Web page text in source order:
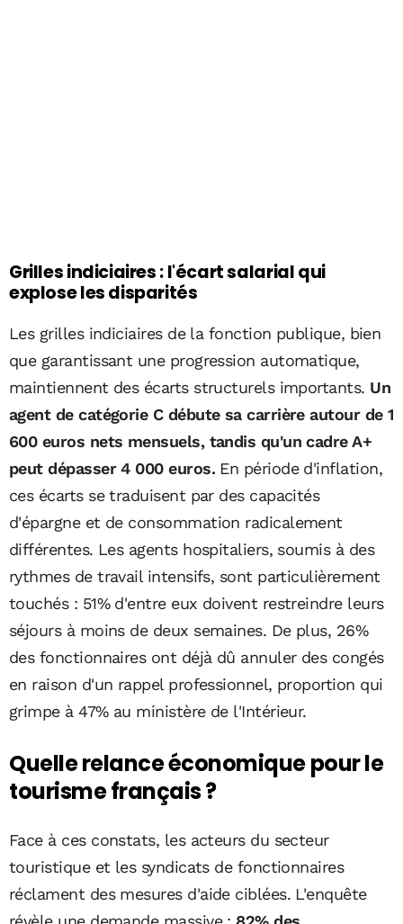
Grilles indiciaires : l'écart salarial qui
explose les disparités
Les grilles indiciaires de la fonction publique, bien
que garantissant une progression automatique,
maintiennent des écarts structurels importants. Un
agent de catégorie C débute sa carrière autour de 1
600 euros nets mensuels, tandis qu'un cadre A+
peut dépasser 4 000 euros.En période d'inflation,
ces écarts se traduisent par des capacités
d'épargne et de consommation radicalement
différentes. Les agents hospitaliers, soumis à des
rythmes de travail intensifs, sont particulièrement
touchés : 51% d'entre eux doivent restreindre leurs
séjours à moins de deux semaines. De plus, 26%
des fonctionnaires ont déjà dû annuler des congés
en raison d'un rappel professionnel, proportion qui
grimpe à 47% au ministère de l'Intérieur.
Quelle relance économique pour le
tourisme français ?
Face à ces constats, les acteurs du secteur
touristique et les syndicats de fonctionnaires
réclament des mesures d'aide ciblées. L'enquête